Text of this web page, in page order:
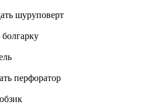
шуруповерт
перфоратор